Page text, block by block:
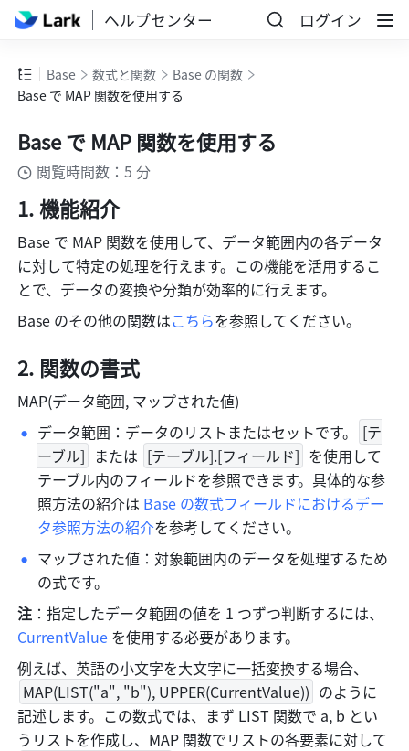
ヘルプセンター ログイン
Base 数式と関数
Base の関数
Base で MAP 関数を使用する
Base で MAP 関数を使用する
閲覧時間数：5 分
機能紹介
Base で MAP 関数を使用して、データ範囲内の各データ
に対して特定の処理を行えます。この機能を活用するこ
とで、データの変換や分類が効率的に行えます。
Base のその他の関数はこちらを参照してください。
関数の書式
MAP(データ範囲, マップされた値)
データ範囲：データのリストまたはセットです。
[テ
ーブル] または [テーブル].[フィールド] を使用して
テーブル内のフィールドを参照できます。具体的な参
照方法の紹介は Base の数式フィールドにおけるデー
タ参照方法の紹介を参考してください。
マップされた値：対象範囲内のデータを処理するため
の式です。
注 ：指定したデータ範囲の値を 1 つずつ判断するには、
CurrentValue を使用する必要があります。
例えば、英語の小文字を大文字に一括変換する場合、
MAP(LIST("a", "b"), UPPER(CurrentValue)) のように
記述します。この数式では、まず LIST 関数で a, b とい